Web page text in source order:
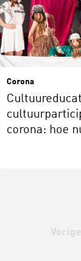
Corona
corona: hoe
Vorige